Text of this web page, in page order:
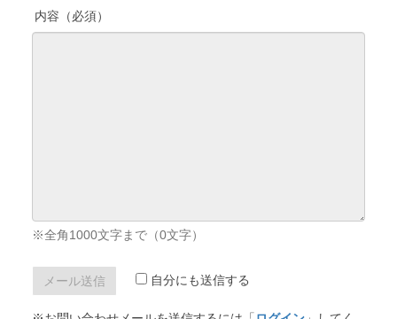
内容（必須）
※全角1000文字まで（0文字）
自分にも送信する